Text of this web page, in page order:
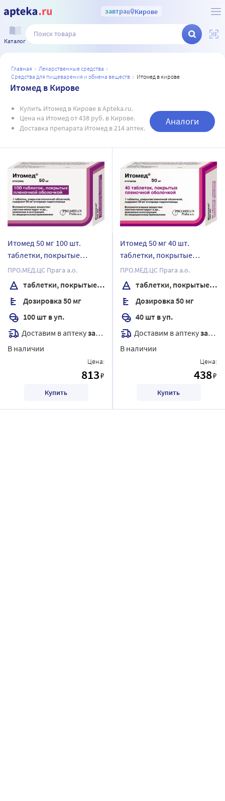
завтрав Кирове
Каталог
главная
лекарственные средства
средства для пищеварения и обмена веществ
итомед в кирове
Итомед в Кирове
Купить Итомед в Кирове в Apteka.ru.
Цена на Итомед от 438 руб. в Кирове.
Доставка препарата Итомед в 214 аптек.
Аналоги
Итомед 50 мг 100 шт.
таблетки, покрытые
пленочной оболочкой
ПРО.МЕД.ЦС Прага а.о.
таблетки, покрытые пленочной оболочкой
Дозировка 50 мг
100 шт в уп.
Доставим в аптекузавтра
В наличии
Цена:
813₽
Купить
Итомед 50 мг 40 шт.
таблетки, покрытые
пленочной оболочкой
ПРО.МЕД.ЦС Прага а.о.
таблетки, покрытые пленочной оболочкой
Дозировка 50 мг
40 шт в уп.
Доставим в аптекузавтра
В наличии
Цена:
438₽
Купить